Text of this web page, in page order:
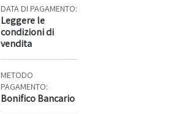
DATA DI PAGAMENTO:
Leggere le
condizioni di
vendita
METODO
PAGAMENTO:
Bonifico Bancario